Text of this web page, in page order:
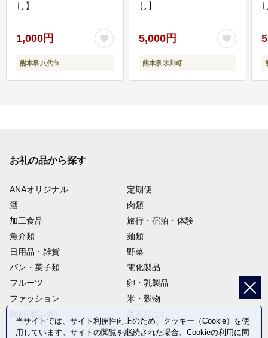
し】
1,000円
熊本県 八代市
し】
5,000円
熊本県 氷川町
お礼の品から探す
ANAオリジナル
定期便
酒
肉類
加工食品
旅行・宿泊・体験
魚介類
麺類
日用品・雑貨
野菜
パン・菓子類
電化製品
フルーツ
卵・乳製品
ファッション
米・穀物
当サイトでは、サイト利便性向上のため、クッキー（Cookie）を使
用しています。サイトの閲覧を継続された場合、Cookieの利用に同